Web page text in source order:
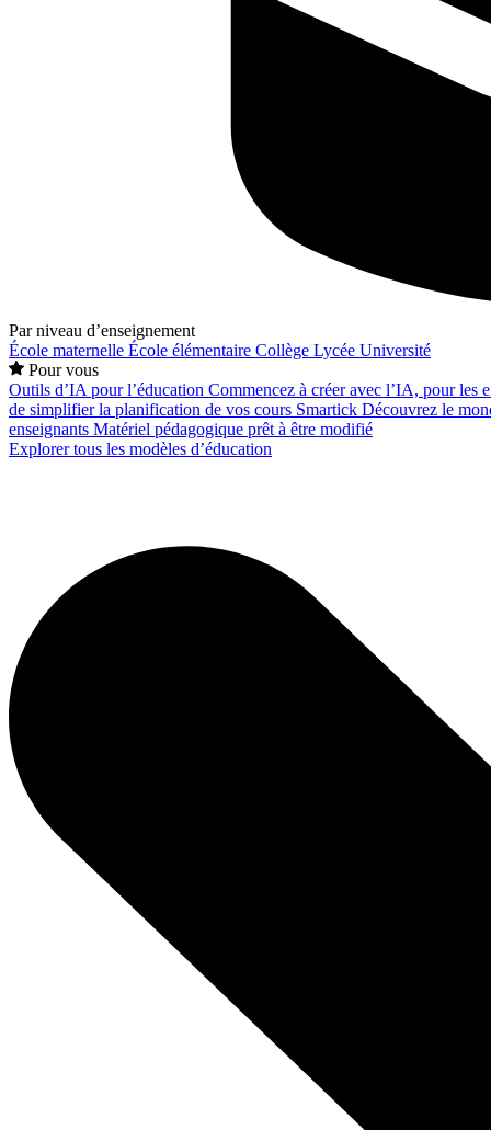
Par niveau d’enseignement
École maternelle École élémentaire Collège Lycée Université
Pour vous
Outils d’IA pour l’éducation Commencez à créer avec l’IA, pour les
de simplifier la planification de vos cours Smartick Découvrez le
enseignants Matériel pédagogique prêt à être modifié
Explorer tous les modèles d’éducation